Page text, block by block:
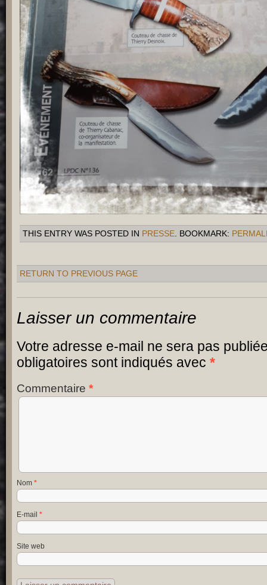
THIS ENTRY WAS POSTED IN PRESSE. BOOKMARK:
RETURN TO PREVIOUS PAGE
Laisser un commentaire
Votre adresse e-mail ne sera pas
obligatoires sont indiqués avec *
Commentaire *
Nom *
E-mail *
Site web